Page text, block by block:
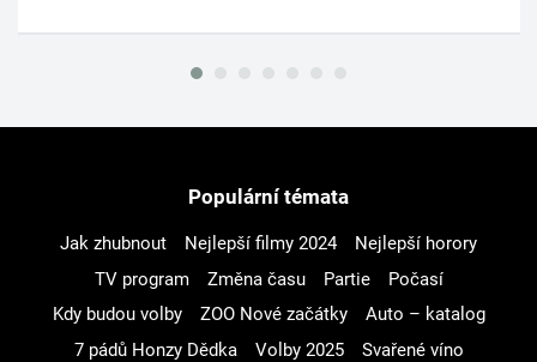
Populární témata
Jak zhubnout Nejlepší filmy 2024
Nejlepší horory
TV program
Změna času Partie
Počasí
Kdy budou volby
ZOO Nové začátky
Auto – katalog
7 pádů Honzy Dědka
Volby 2025
Svařené víno